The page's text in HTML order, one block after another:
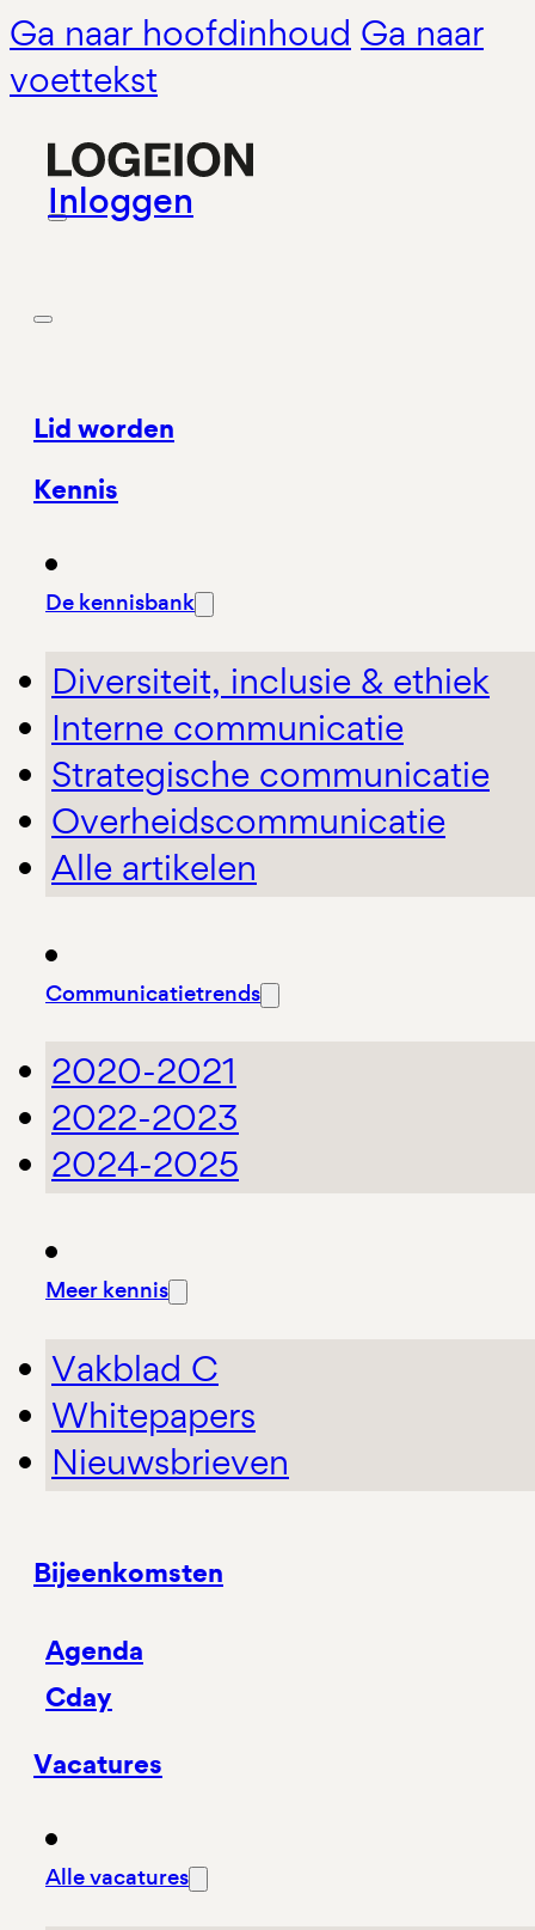
Ga naar hoofdinhoud Ga naar
voettekst
Inloggen
Lid worden
Kennis
De kennisbank
Diversiteit, inclusie & ethiek
Interne communicatie
Strategische communicatie
Overheidscommunicatie
Alle artikelen
Communicatietrends
2020-2021
2022-2023
2024-2025
Meer kennis
Vakblad C
Whitepapers
Nieuwsbrieven
Bijeenkomsten
Agenda
Cday
Vacatures
Alle vacatures